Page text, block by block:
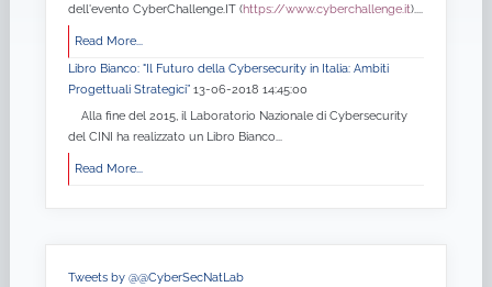
dell'evento CyberChallenge.IT (https://www.cyberchallenge.it)....
Read More...
Libro Bianco: "Il Futuro della Cybersecurity in Italia: Ambiti
Progettuali Strategici” 13-06-2018 14:45:00
Alla fine del 2015, il Laboratorio Nazionale di Cybersecurity
del CINI ha realizzato un Libro Bianco...
Read More...
Tweets by @@CyberSecNatLab